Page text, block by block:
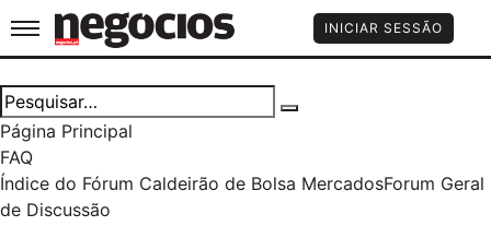
Jornal de Negócios INICIAR SESSÃO
Página Principal
FAQ
Índice do Fórum Caldeirão de Bolsa MercadosForum Geral
de Discussão